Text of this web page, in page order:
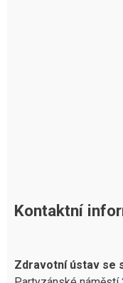
Kontaktní
Zdravotní ústav se